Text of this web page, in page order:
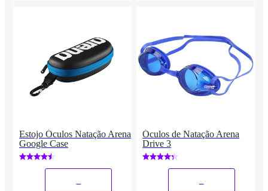
Estojo Óculos Natação Arena
Google Case
Óculos de Natação Arena
Drive 3